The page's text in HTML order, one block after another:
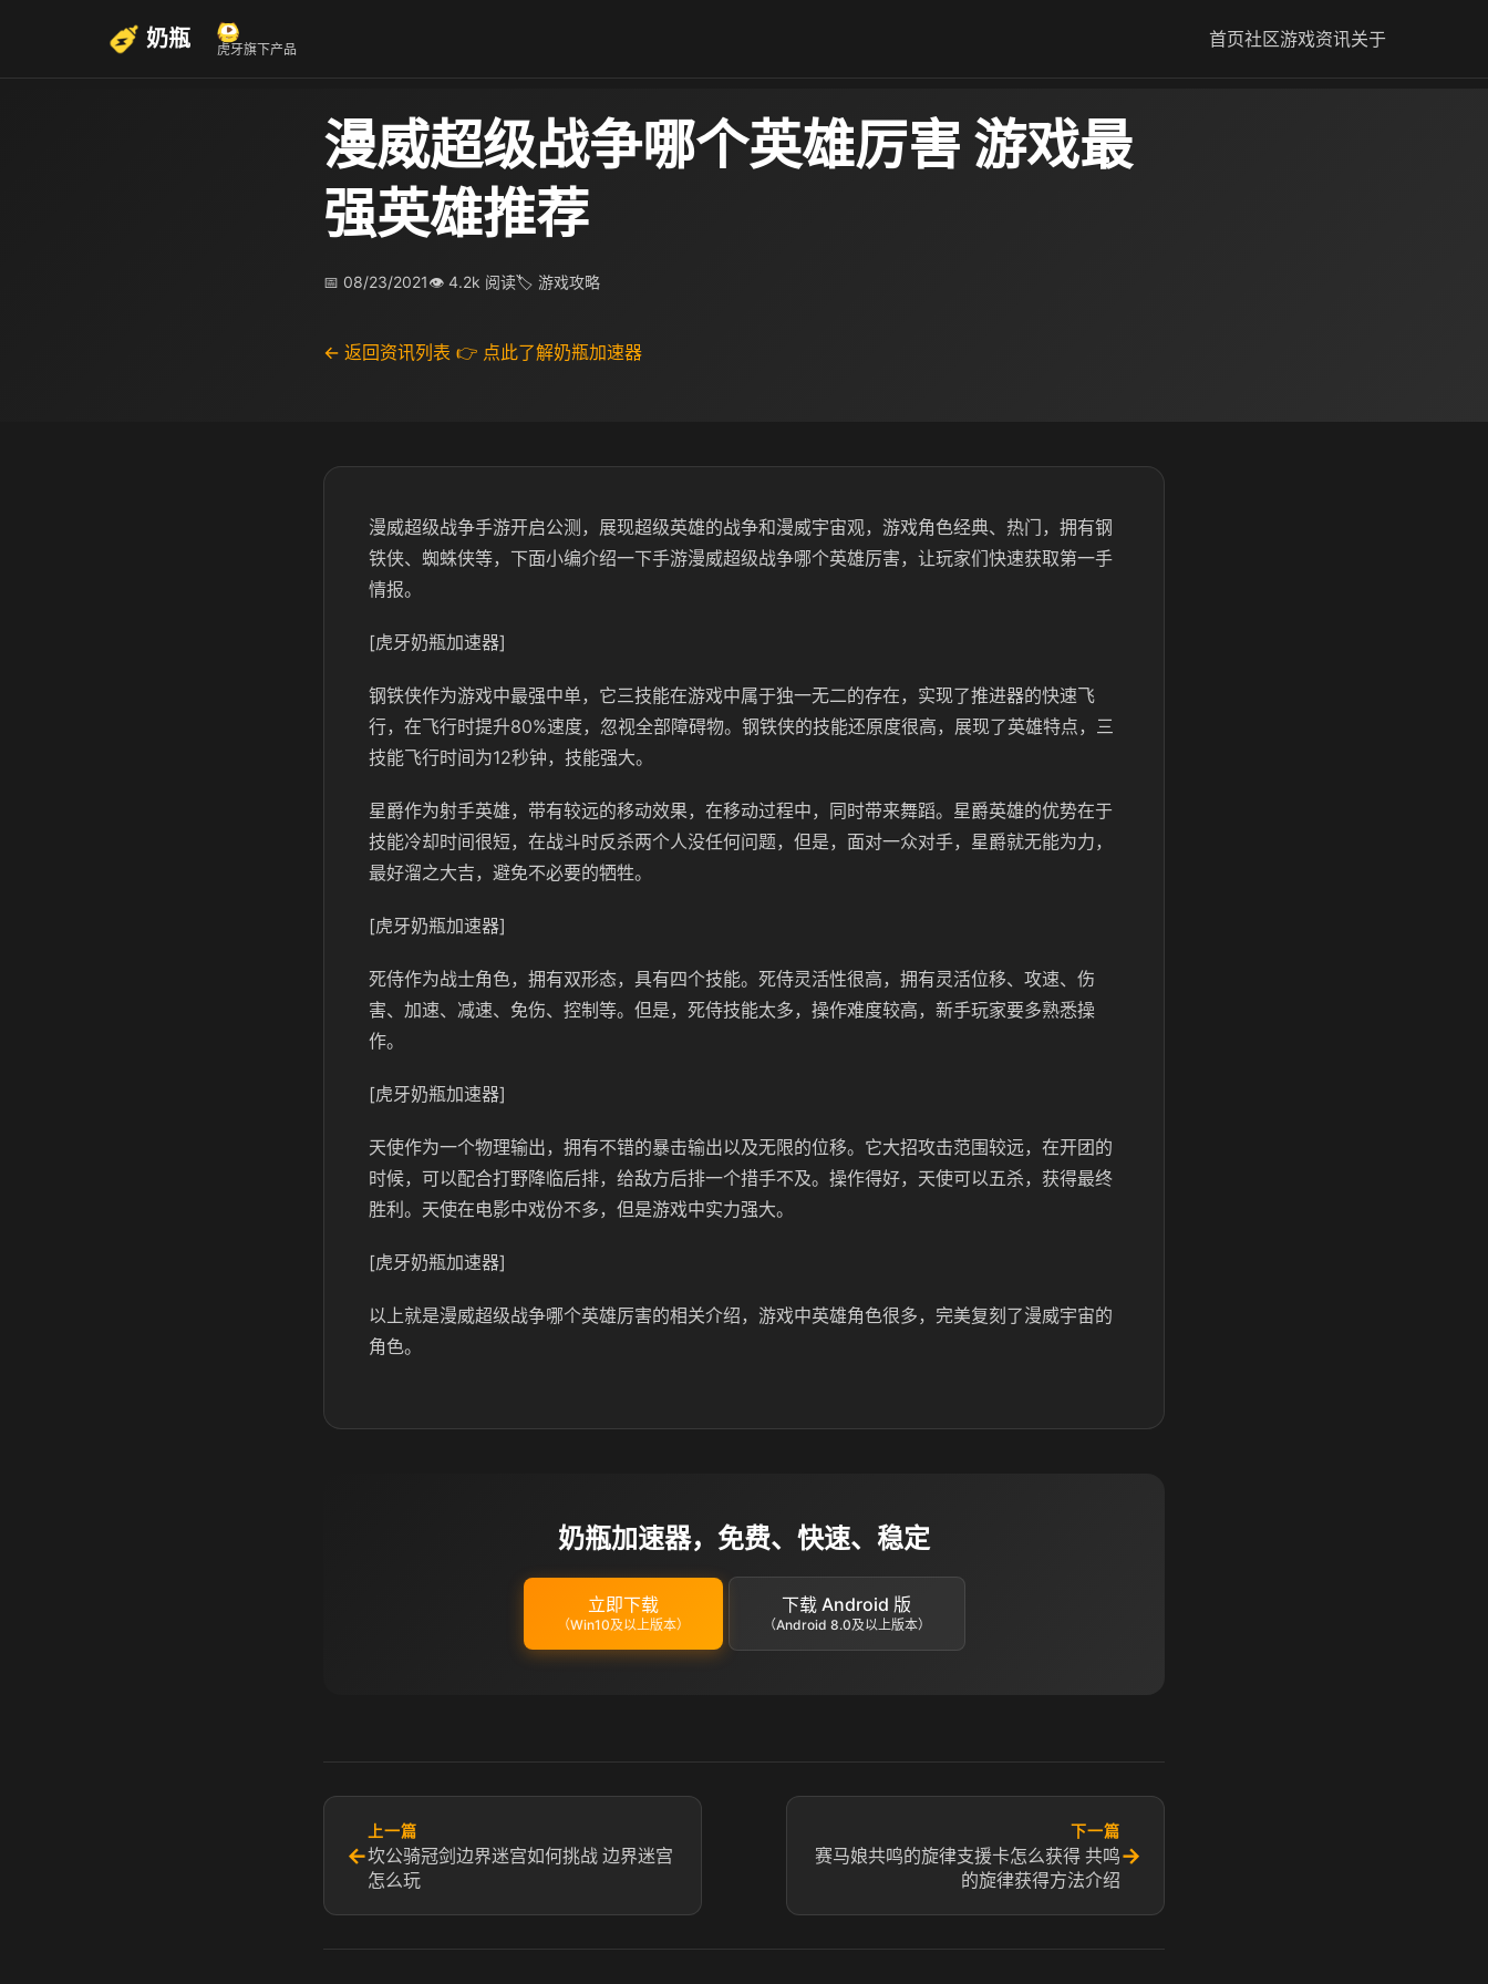
奶瓶 虎牙旗下产品 首页社区游戏资讯关于
漫威超级战争哪个英雄厉害 游戏最
强英雄推荐
📅 08/23/2021👁 4.2k 阅读🏷 游戏攻略
← 返回资讯列表 👉 点此了解奶瓶加速器
漫威超级战争手游开启公测，展现超级英雄的战争和漫威宇宙观，游戏角色经典、热门，拥有钢
铁侠、蜘蛛侠等，下面小编介绍一下手游漫威超级战争哪个英雄厉害，让玩家们快速获取第一手
情报。
[虎牙奶瓶加速器]
钢铁侠作为游戏中最强中单，它三技能在游戏中属于独一无二的存在，实现了推进器的快速飞
行，在飞行时提升80%速度，忽视全部障碍物。钢铁侠的技能还原度很高，展现了英雄特点，三
技能飞行时间为12秒钟，技能强大。
星爵作为射手英雄，带有较远的移动效果，在移动过程中，同时带来舞蹈。星爵英雄的优势在于
技能冷却时间很短，在战斗时反杀两个人没任何问题，但是，面对一众对手，星爵就无能为力，
最好溜之大吉，避免不必要的牺牲。
[虎牙奶瓶加速器]
死侍作为战士角色，拥有双形态，具有四个技能。死侍灵活性很高，拥有灵活位移、攻速、伤
害、加速、减速、免伤、控制等。但是，死侍技能太多，操作难度较高，新手玩家要多熟悉操
作。
[虎牙奶瓶加速器]
天使作为一个物理输出，拥有不错的暴击输出以及无限的位移。它大招攻击范围较远，在开团的
时候，可以配合打野降临后排，给敌方后排一个措手不及。操作得好，天使可以五杀，获得最终
胜利。天使在电影中戏份不多，但是游戏中实力强大。
[虎牙奶瓶加速器]
以上就是漫威超级战争哪个英雄厉害的相关介绍，游戏中英雄角色很多，完美复刻了漫威宇宙的
角色。
奶瓶加速器，免费、快速、稳定
立即下载
（Win10及以上版本）
下载 Android 版
（Android 8.0及以上版本）
←
上一篇
坎公骑冠剑边界迷宫如何挑战 边界迷宫
怎么玩
下一篇
赛马娘共鸣的旋律支援卡怎么获得 共鸣
的旋律获得方法介绍
→